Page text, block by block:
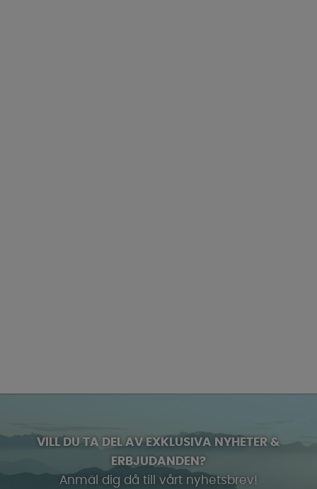
VILL DU TA DEL AV EXKLUSIVA NYHETER &
ERBJUDANDEN?
Anmäl dig då till vårt nyhetsbrev!